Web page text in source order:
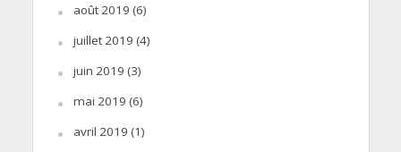
août 2019 (6)
juillet 2019 (4)
juin 2019 (3)
mai 2019 (6)
avril 2019 (1)